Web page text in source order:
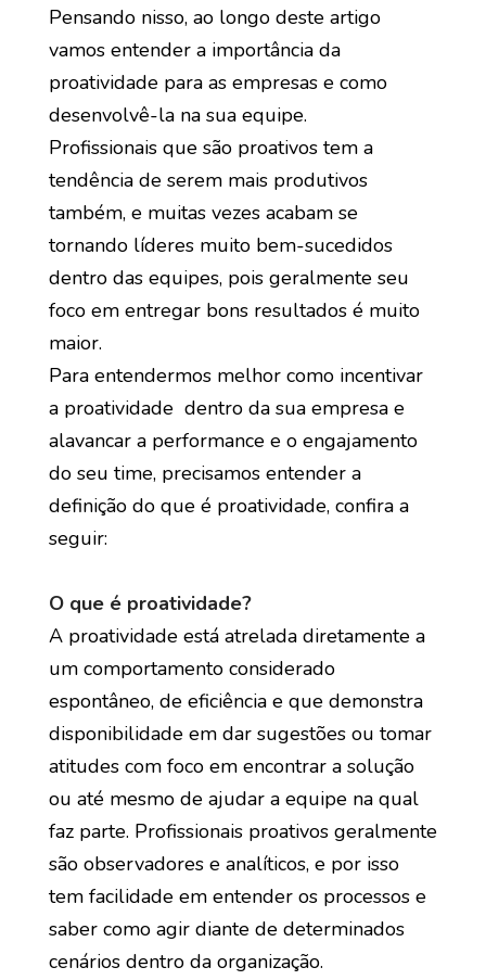
Pensando nisso, ao longo deste artigo
vamos entender a importância da
proatividade para as empresas e como
desenvolvê-la na sua equipe.
Profissionais que são proativos tem a
tendência de serem mais produtivos
também, e muitas vezes acabam se
tornando líderes muito bem-sucedidos
dentro das equipes, pois geralmente seu
foco em entregar bons resultados é muito
maior.
Para entendermos melhor como incentivar
a proatividade dentro da sua empresa e
alavancar a performance e o engajamento
do seu time, precisamos entender a
definição do que é proatividade, confira a
seguir:
O que é proatividade?
A proatividade está atrelada diretamente a
um comportamento considerado
espontâneo, de eficiência e que demonstra
disponibilidade em dar sugestões ou tomar
atitudes com foco em encontrar a solução
ou até mesmo de ajudar a equipe na qual
faz parte. Profissionais proativos geralmente
são observadores e analíticos, e por isso
tem facilidade em entender os processos e
saber como agir diante de determinados
cenários dentro da organização.